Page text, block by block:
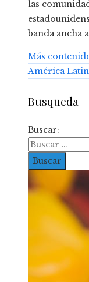
las
banda ancha
Más
América
Busqueda
Buscar: